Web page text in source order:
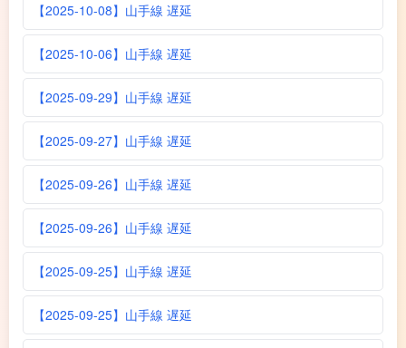
【2025-10-08】山手線 遅延
【2025-10-06】山手線 遅延
【2025-09-29】山手線 遅延
【2025-09-27】山手線 遅延
【2025-09-26】山手線 遅延
【2025-09-26】山手線 遅延
【2025-09-25】山手線 遅延
【2025-09-25】山手線 遅延